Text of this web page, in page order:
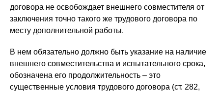
договора не освобождает внешнего совместителя от
заключения точно такого же трудового договора по
месту дополнительной работы.
В нем обязательно должно быть указание на наличие
внешнего совместительства и испытательного срока,
обозначена его продолжительность – это
существенные условия трудового договора (ст. 282,